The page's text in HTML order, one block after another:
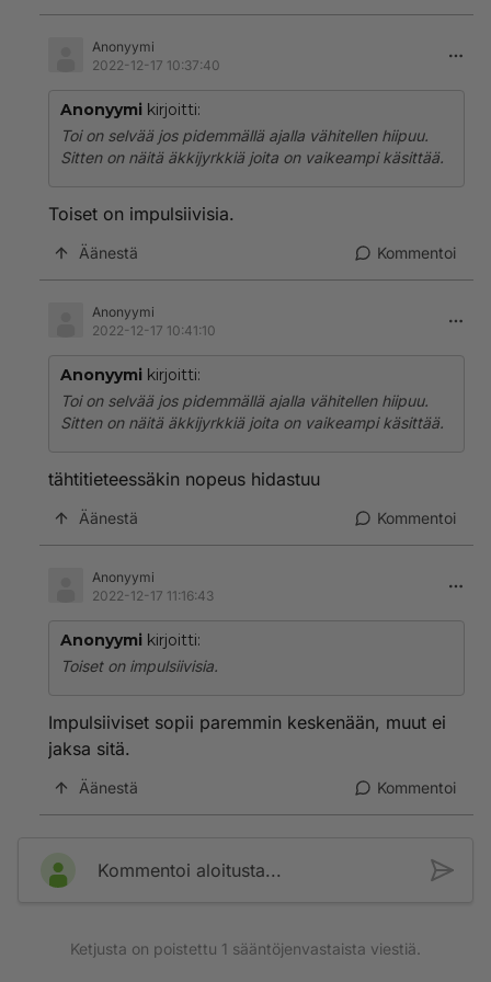
Anonyymi
2022-12-17 10:37:40
Anonyymi kirjoitti:
Toi on selvää jos pidemmällä ajalla vähitellen hiipuu.
Sitten on näitä äkkijyrkkiä joita on vaikeampi käsittää.
Toiset on impulsiivisia.
Äänestä Kommentoi
Anonyymi
2022-12-17 10:41:10
Anonyymi kirjoitti:
Toi on selvää jos pidemmällä ajalla vähitellen hiipuu.
Sitten on näitä äkkijyrkkiä joita on vaikeampi käsittää.
tähtitieteessäkin nopeus hidastuu
Äänestä Kommentoi
Anonyymi
2022-12-17 11:16:43
Anonyymi kirjoitti:
Toiset on impulsiivisia.
Impulsiiviset sopii paremmin keskenään, muut ei
jaksa sitä.
Äänestä Kommentoi
Kommentoi aloitusta...
Ketjusta on poistettu 1 sääntöjenvastaista viestiä.